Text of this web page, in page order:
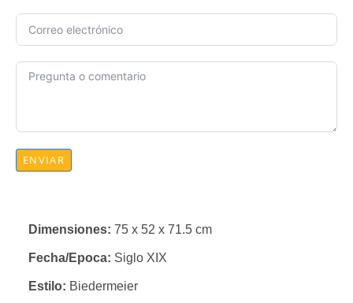
ENVIAR
Dimensiones: 75 x 52 x 71.5 cm
Fecha/Epoca: Siglo XIX
Estilo: Biedermeier